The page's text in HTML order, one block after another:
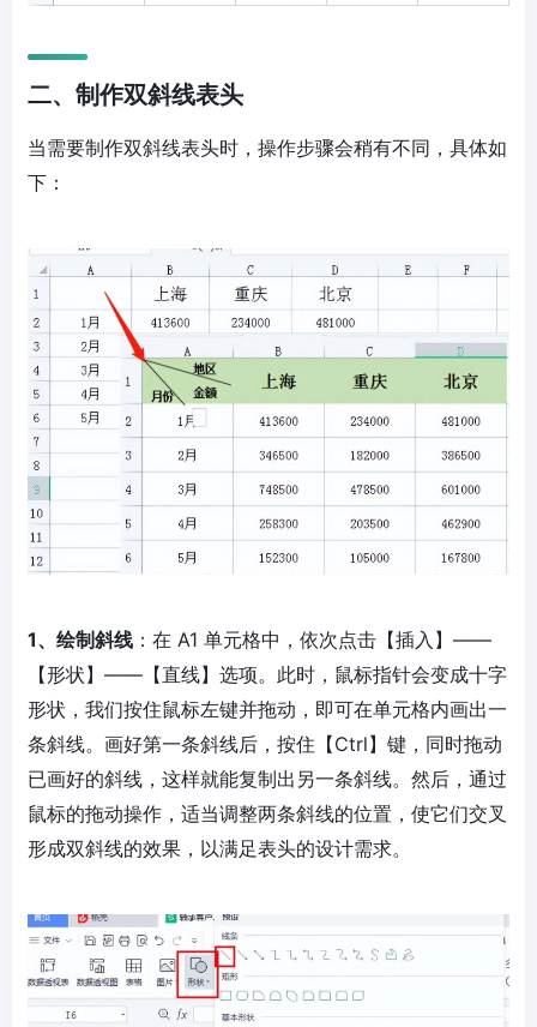
二、制作双斜线表头
当需要制作双斜线表头时，操作步骤会稍有不同，具体如
下：
1、绘制斜线 ：在 A1 单元格中，依次点击【插入】——
【形状】——【直线】选项。此时，鼠标指针会变成十字
形状，我们按住鼠标左键并拖动，即可在单元格内画出一
条斜线。画好第一条斜线后，按住【Ctrl】键，同时拖动
已画好的斜线，这样就能复制出另一条斜线。然后，通过
鼠标的拖动操作，适当调整两条斜线的位置，使它们交叉
形成双斜线的效果，以满足表头的设计需求。